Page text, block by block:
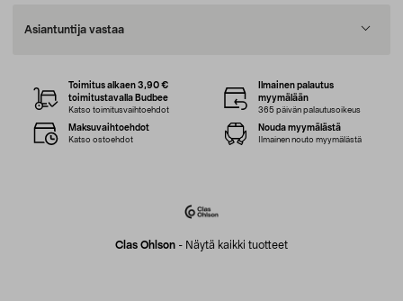
Asiantuntija vastaa
Clas Ohlson - Näytä kaikki tuotteet
Toimitus alkaen 3,90 €
toimitustavalla Budbee
Katso toimitusvaihtoehdot
Ilmainen palautus
myymälään
365 päivän palautusoikeus
Maksuvaihtoehdot
Katso ostoehdot
Nouda myymälästä
Ilmainen nouto myymälästä